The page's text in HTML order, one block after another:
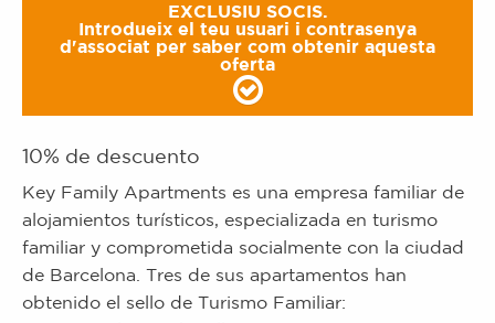
EXCLUSIU SOCIS.
Introdueix el teu usuari i contrasenya
d'associat per saber com obtenir aquesta
oferta
10% de descuento
Key Family Apartments es una empresa familiar de
alojamientos turísticos, especializada en turismo
familiar y comprometida socialmente con la ciudad
de Barcelona. Tres de sus apartamentos han
obtenido el sello de Turismo Familiar: